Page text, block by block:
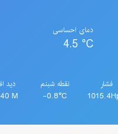
دمای احساسی
4.5 °C
فشار نقطه شبنم
-0.8°C
دید
M